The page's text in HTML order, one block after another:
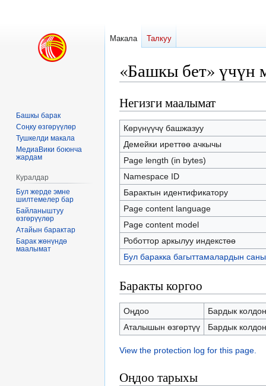
«Башкы бет» үчүн
Навигацияга
өтүү
Издөөгө
өтүү
Негизги маалымат
Көрүнүүчү башжазуу
Демейки иреттөө ачкычы
Page length (in bytes)
Namespace ID
Барактын идентификатору
Page content language
Page content model
Роботтор аркылуу индекстөө
Бул баракка багыттамалардын саны
Баракты коргоо
Оңдоо
Бардык
Аталышын өзгөртүү
Бардык
View the protection log for this page.
Оңдоо тарыхы
Макала Талкуу
Башкы барак
Соңку өзгөрүүлөр
Тушкелди макала
МедиаВики боюнча
жардам
Куралдар
Бул жерде эмне
шилтемелер бар
Байланыштуу
өзгөрүүлөр
Атайын барактар
Барак жөнүндө
маалымат